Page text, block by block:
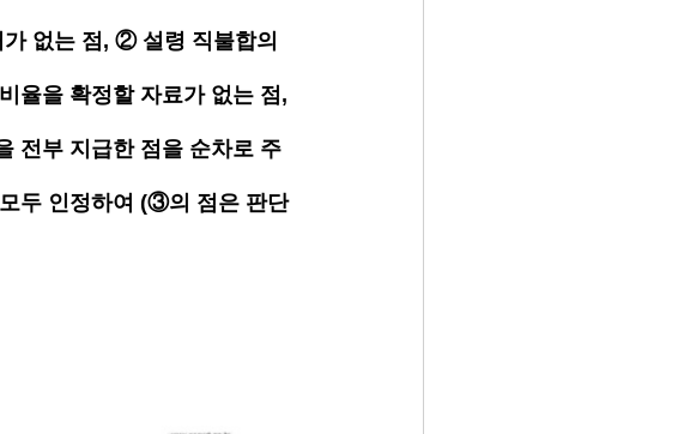
없는 점, ② 설령 직불합의
율을 확정할 자료가 없는 점,
전부 지급한 점을 순차로 주
두 인정하여 (③의 점은 판단